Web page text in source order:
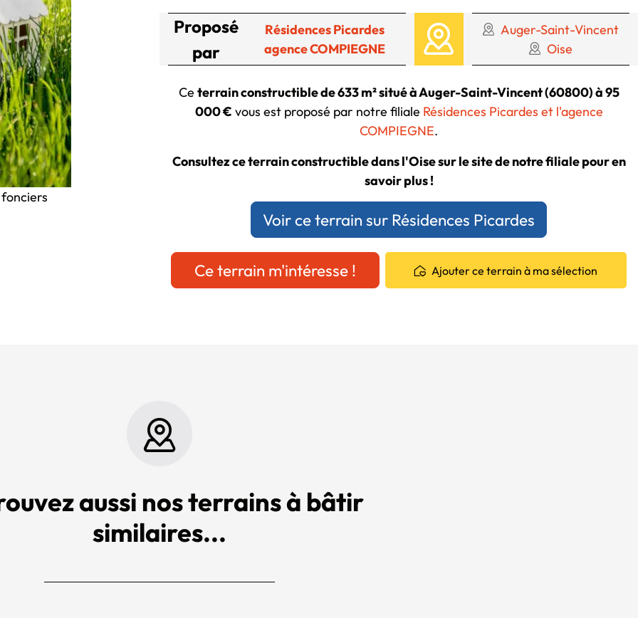
Proposé
par
Résidences Picardes
agence COMPIEGNE
Auger-Saint-Vincent
Oise
Ce terrain constructible de 633 m² situé à Auger-Saint-Vincent (60800) à 95
000 € vous est proposé par notre filiale Résidences Picardes et l'agence
COMPIEGNE.
Consultez ce terrain constructible dans l'Oise sur le site de notre filiale pour en
savoir plus !
Voir ce terrain sur Résidences Picardes
Ce terrain m'intéresse ! Ajouter ce terrain à ma sélection
aussi nos terrains à bâtir
similaires...